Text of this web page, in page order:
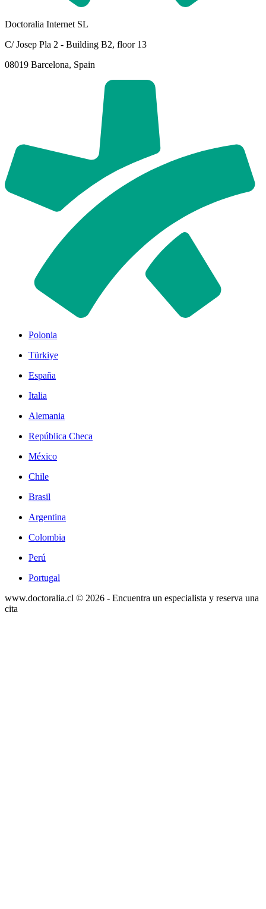
Doctoralia Internet SL
C/ Josep Pla 2 - Building B2, floor 13
08019 Barcelona, Spain
Polonia
Türkiye
España
Italia
Alemania
República Checa
México
Chile
Brasil
Argentina
Colombia
Perú
Portugal
www.doctoralia.cl © 2026 - Encuentra un especialista y reserva una
cita